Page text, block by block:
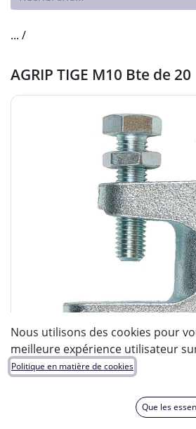
... /
AGRIP TIGE M10 Bte de 20
Nous utilisons des cookies pour
meilleure expérience utilisateur
Politique en matière de cookies
Que les